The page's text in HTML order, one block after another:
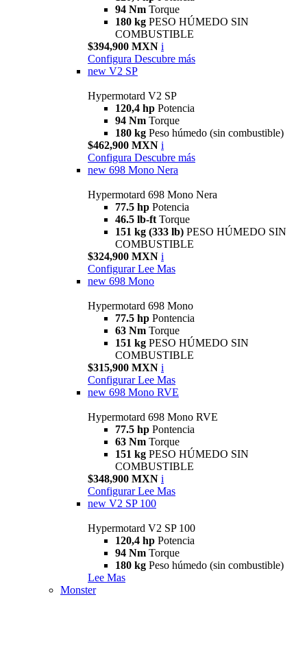
94 Nm Torque
180 kg PESO HÚMEDO SIN
COMBUSTIBLE
$394,900 MXN i
Configura Descubre más
new V2 SP
Hypermotard V2 SP
120,4 hp Potencia
94 Nm Torque
180 kg Peso húmedo (sin combustible)
$462,900 MXN i
Configura Descubre más
new 698 Mono Nera
Hypermotard 698 Mono Nera
77.5 hp Potencia
46.5 lb-ft Torque
151 kg (333 lb) PESO HÚMEDO SIN
COMBUSTIBLE
$324,900 MXN i
Configurar Lee Mas
new 698 Mono
Hypermotard 698 Mono
77.5 hp Pontencia
63 Nm Torque
151 kg PESO HÚMEDO SIN
COMBUSTIBLE
$315,900 MXN i
Configurar Lee Mas
new 698 Mono RVE
Hypermotard 698 Mono RVE
77.5 hp Pontencia
63 Nm Torque
151 kg PESO HÚMEDO SIN
COMBUSTIBLE
$348,900 MXN i
Configurar Lee Mas
new V2 SP 100
Hypermotard V2 SP 100
120,4 hp Potencia
94 Nm Torque
180 kg Peso húmedo (sin combustible)
Lee Mas
Monster